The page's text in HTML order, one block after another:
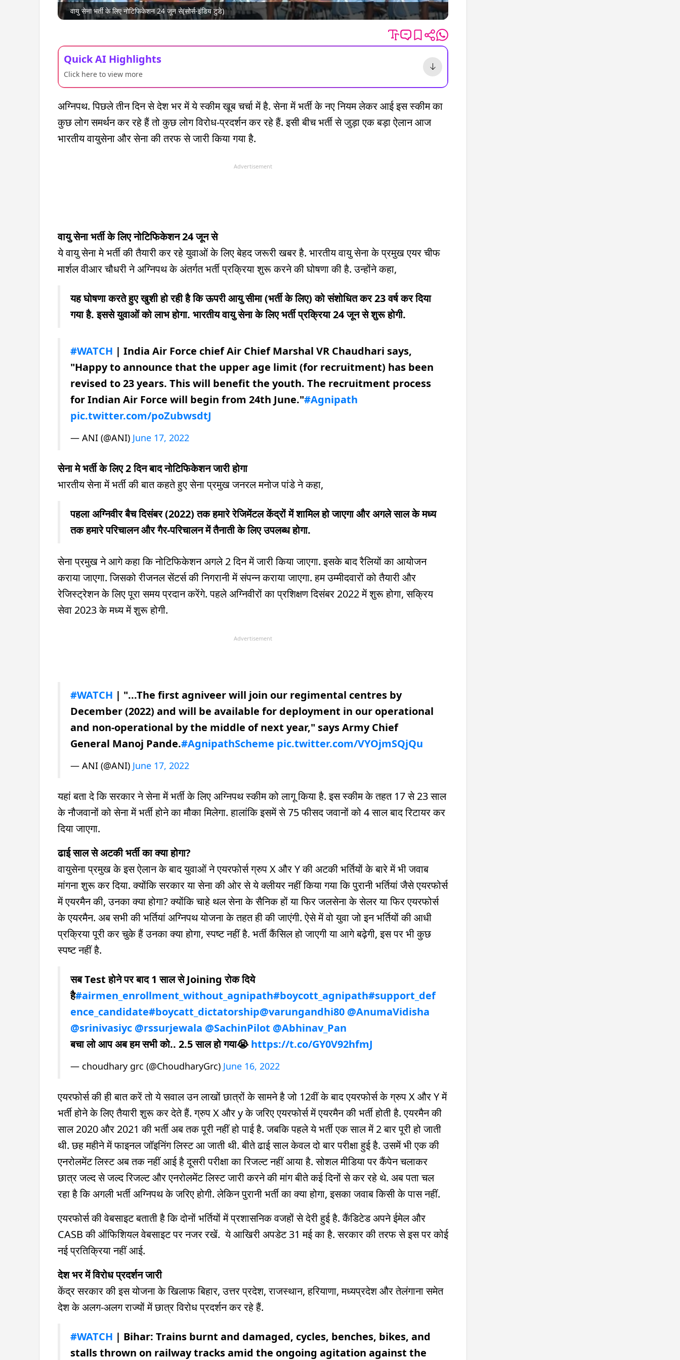
वायु सेना भर्ती के लिए नोटिफिकेशन 24 जून से(सोर्स-इंडिय टुडे)
Quick AI Highlights
Click here to view more
अग्निपथ. पिछले तीन दिन से देश भर में ये स्कीम खूब चर्चा में है. सेना में भर्ती के नए नियम लेकर आई इस स्कीम का
कुछ लोग समर्थन कर रहे हैं तो कुछ लोग विरोध-प्रदर्शन कर रहे हैं. इसी बीच भर्ती से जुड़ा एक बड़ा ऐलान आज
भारतीय वायुसेना और सेना की तरफ से जारी किया गया है.
Advertisement
वायु सेना भर्ती के लिए नोटिफिकेशन 24 जून से
ये वायु सेना मे भर्ती की तैयारी कर रहे युवाओं के लिए बेहद जरूरी खबर है. भारतीय वायु सेना के प्रमुख एयर चीफ
मार्शल वीआर चौधरी ने अग्निपथ के अंतर्गत भर्ती प्रक्रिया शुरू करने की घोषणा की है. उन्होंने कहा,
यह घोषणा करते हुए खुशी हो रही है कि ऊपरी आयु सीमा (भर्ती के लिए) को संशोधित कर 23 वर्ष कर दिया
गया है. इससे युवाओं को लाभ होगा. भारतीय वायु सेना के लिए भर्ती प्रक्रिया 24 जून से शुरू होगी.
#WATCH | India Air Force chief Air Chief Marshal VR Chaudhari says,
"Happy to announce that the upper age limit (for recruitment) has been
revised to 23 years. This will benefit the youth. The recruitment process
for Indian Air Force will begin from 24th June."#Agnipath
pic.twitter.com/poZubwsdtJ
— ANI (@ANI) June 17, 2022
सेना मे भर्ती के लिए 2 दिन बाद नोटिफिकेशन जारी होगा
भारतीय सेना में भर्ती की बात कहते हुए सेना प्रमुख जनरल मनोज पांडे ने कहा,
पहला अग्निवीर बैच दिसंबर (2022) तक हमारे रेजिमेंटल केंद्रों में शामिल हो जाएगा और अगले साल के मध्य
तक हमारे परिचालन और गैर-परिचालन में तैनाती के लिए उपलब्ध होगा.
सेना प्रमुख ने आगे कहा कि नोटिफिकेशन अगले 2 दिन में जारी किया जाएगा. इसके बाद रैलियों का आयोजन
कराया जाएगा. जिसको रीजनल सेंटर्स की निगरानी में संपन्न कराया जाएगा. हम उम्मीदवारों को तैयारी और
रेजिस्ट्रेशन के लिए पूरा समय प्रदान करेंगे. पहले अग्निवीरों का प्रशिक्षण दिसंबर 2022 में शुरू होगा, सक्रिय
सेवा 2023 के मध्य में शुरू होगी.
Advertisement
#WATCH | "...The first agniveer will join our regimental centres by
December (2022) and will be available for deployment in our operational
and non-operational by the middle of next year," says Army Chief
General Manoj Pande.#AgnipathScheme pic.twitter.com/VYOjmSQjQu
— ANI (@ANI) June 17, 2022
यहां बता दे कि सरकार ने सेना में भर्ती के लिए अग्निपथ स्कीम को लागू किया है. इस स्कीम के तहत 17 से 23 साल
के नौजवानों को सेना में भर्ती होने का मौका मिलेगा. हालांकि इसमें से 75 फीसद जवानों को 4 साल बाद रिटायर कर
दिया जाएगा.
ढाई साल से अटकी भर्ती का क्या होगा?
वायुसेना प्रमुख के इस ऐलान के बाद युवाओं ने एयरफोर्स ग्रुप X और Y की अटकी भर्तियों के बारे में भी जवाब
मांगना शुरू कर दिया. क्योंकि सरकार या सेना की ओर से ये क्लीयर नहीं किया गया कि पुरानी भर्तियां जैसे एयरफोर्स
में एयरमैन की, उनका क्या होगा? क्योंकि चाहे थल सेना के सैनिक हों या फिर जलसेना के सेलर या फिर एयरफोर्स
के एयरमैन. अब सभी की भर्तियां अग्निपथ योजना के तहत ही की जाएंगी. ऐसे में वो युवा जो इन भर्तियों की आधी
प्रक्रिया पूरी कर चुके हैं उनका क्या होगा, स्पष्ट नहीं है. भर्ती कैंसिल हो जाएगी या आगे बढ़ेगी, इस पर भी कुछ
स्पष्ट नहीं है.
सब Test होने पर बाद 1 साल से Joining रोक दिये
है#airmen_enrollment_without_agnipath#boycott_agnipath#support_def
ence_candidate#boycatt_dictatorship@varungandhi80 @AnumaVidisha
@srinivasiyc @rssurjewala @SachinPilot @Abhinav_Pan
बचा लो आप अब हम सभी को.. 2.5 साल हो गया😭https://t.co/GY0V92hfmJ
— choudhary grc (@ChoudharyGrc) June 16, 2022
एयरफोर्स की ही बात करें तो ये सवाल उन लाखों छात्रों के सामने है जो 12वीं के बाद एयरफोर्स के ग्रुप X और Y में
भर्ती होने के लिए तैयारी शुरू कर देते हैं. ग्रुप X और y के जरिए एयरफोर्स में एयरमैन की भर्ती होती है. एयरमैन की
साल 2020 और 2021 की भर्ती अब तक पूरी नहीं हो पाई है. जबकि पहले ये भर्ती एक साल में 2 बार पूरी हो जाती
थी. छह महीने में फाइनल जॉइनिंग लिस्ट आ जाती थी. बीते ढाई साल केवल दो बार परीक्षा हुई है. उसमें भी एक की
एनरोलमेंट लिस्ट अब तक नहीं आई है दूसरी परीक्षा का रिजल्ट नहीं आया है. सोशल मीडिया पर कैंपेन चलाकर
छात्र जल्द से जल्द रिजल्ट और एनरोलमेंट लिस्ट जारी करने की मांग बीते कई दिनों से कर रहे थे. अब पता चल
रहा है कि अगली भर्ती अग्निपथ के जरिए होगी. लेकिन पुरानी भर्ती का क्या होगा, इसका जवाब किसी के पास नहीं.
एयरफोर्स की वेबसाइट बताती है कि दोनों भर्तियों में प्रशासनिक वजहों से देरी हुई है. कैंडिटेड अपने ईमेल और
CASB की ऑफिशियल वेबसाइट पर नजर रखें. ये आखिरी अपडेट 31 मई का है. सरकार की तरफ से इस पर कोई
नई प्रतिक्रिया नहीं आई.
देश भर में विरोध प्रदर्शन जारी
केंद्र सरकार की इस योजना के खिलाफ बिहार, उत्तर प्रदेश, राजस्थान, हरियाणा, मध्यप्रदेश और तेलंगाना समेत
देश के अलग-अलग राज्यों में छात्र विरोध प्रदर्शन कर रहे हैं.
#WATCH | Bihar: Trains burnt and damaged, cycles, benches, bikes, and
stalls thrown on railway tracks amid the ongoing agitation against the